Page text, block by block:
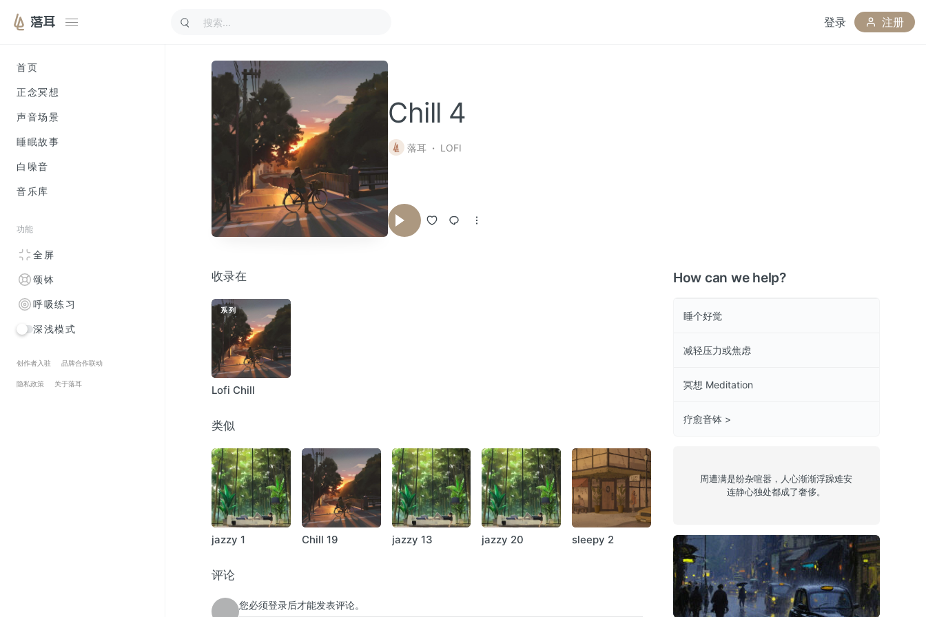
落耳 登录 注册
首页
正念冥想
声音场景
睡眠故事
白噪音
音乐库
功能
全屏
颂钵
呼吸练习
深浅模式
创作者入驻 品牌合作联动
隐私政策 关于落耳
Chill 4
落耳 LOFI
收录在
系列
Lofi Chill
类似
jazzy 1 Chill 19 jazzy 13 jazzy 20 sleepy 2 sleepy 14 jazzy 6 Chill 21
评论
您必须登录后才能发表评论。
How can we help?
睡个好觉
减轻压力或焦虑
冥想 Meditation
疗愈音钵 >
周遭满是纷杂喧嚣，人心渐渐浮躁难安
连静心独处都成了奢侈。
雨中伦敦